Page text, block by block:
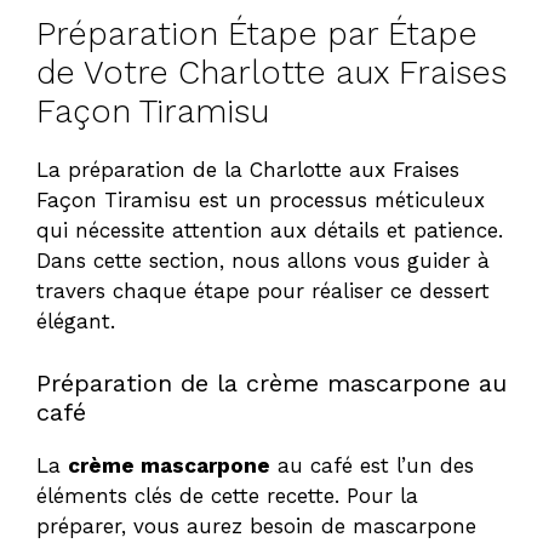
V
d
e
Préparation Étape par Étape
de Votre Charlotte aux Fraises
Façon Tiramisu
La préparation de la Charlotte aux Fraises
Façon Tiramisu est un processus méticuleux
qui nécessite attention aux détails et patience.
Dans cette section, nous allons vous guider à
travers chaque étape pour réaliser ce dessert
élégant.
Préparation de la crème mascarpone au
café
La crème mascarpone au café est l’un des
éléments clés de cette recette. Pour la
préparer, vous aurez besoin de mascarpone